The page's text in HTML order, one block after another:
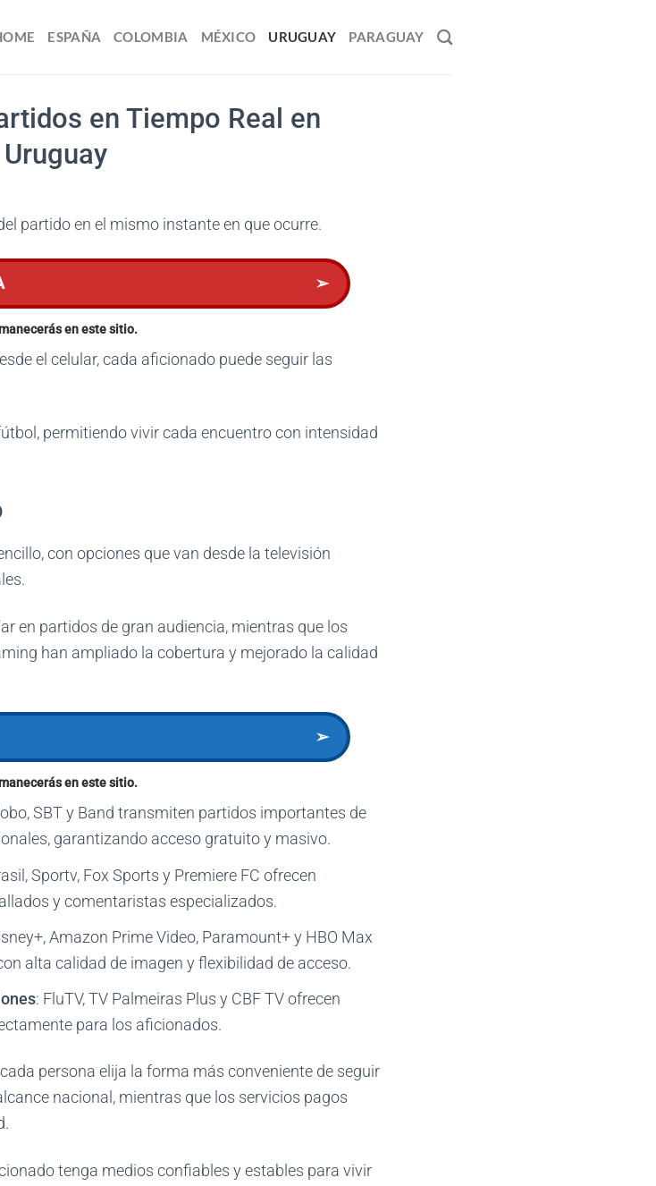
ESPAÑA COLOMBIA MÉXICO URUGUAY PARAGUAY
en Tiempo Real en
Uruguay
partido en el mismo instante en que ocurre.
➢
en este sitio.
el celular, cada aficionado puede seguir las
permitiendo vivir cada encuentro con intensidad
con opciones que van desde la televisión
en partidos de gran audiencia, mientras que los
han ampliado la cobertura y mejorado la calidad
➢
en este sitio.
SBT y Band transmiten partidos importantes de
garantizando acceso gratuito y masivo.
Sportv, Fox Sports y Premiere FC ofrecen
y comentaristas especializados.
Amazon Prime Video, Paramount+ y HBO Max
alta calidad de imagen y flexibilidad de acceso.
: FluTV, TV Palmeiras Plus y CBF TV ofrecen
para los aficionados.
persona elija la forma más conveniente de seguir
nacional, mientras que los servicios pagos
tenga medios confiables y estables para vivir